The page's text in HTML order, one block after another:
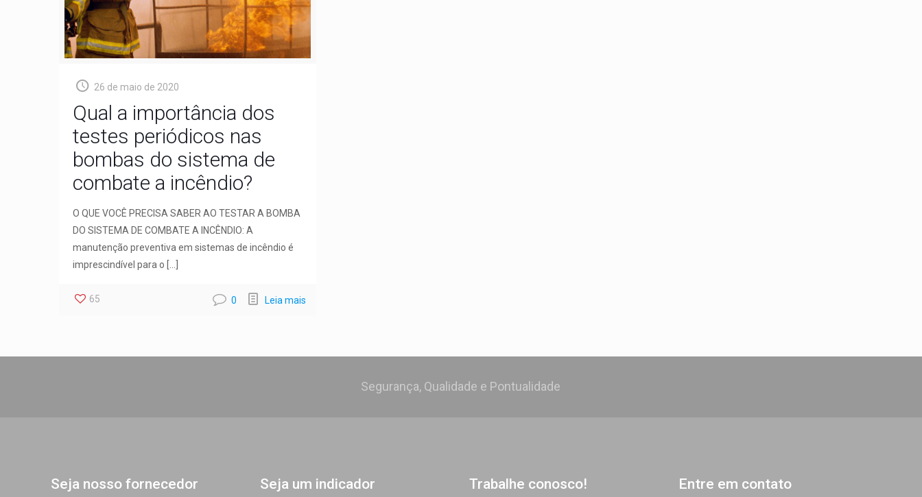
26 de maio de 2020
Qual a importância dos
testes periódicos nas
bombas do sistema de
combate a incêndio?
O QUE VOCÊ PRECISA SABER AO TESTAR A BOMBA
DO SISTEMA DE COMBATE A INCÊNDIO: A
manutenção preventiva em sistemas de incêndio é
imprescindível para o […]
65 0 Leia mais
Segurança, Qualidade e Pontualidade
Seja nosso fornecedor Seja um indicador Trabalhe conosco! Entre em contato